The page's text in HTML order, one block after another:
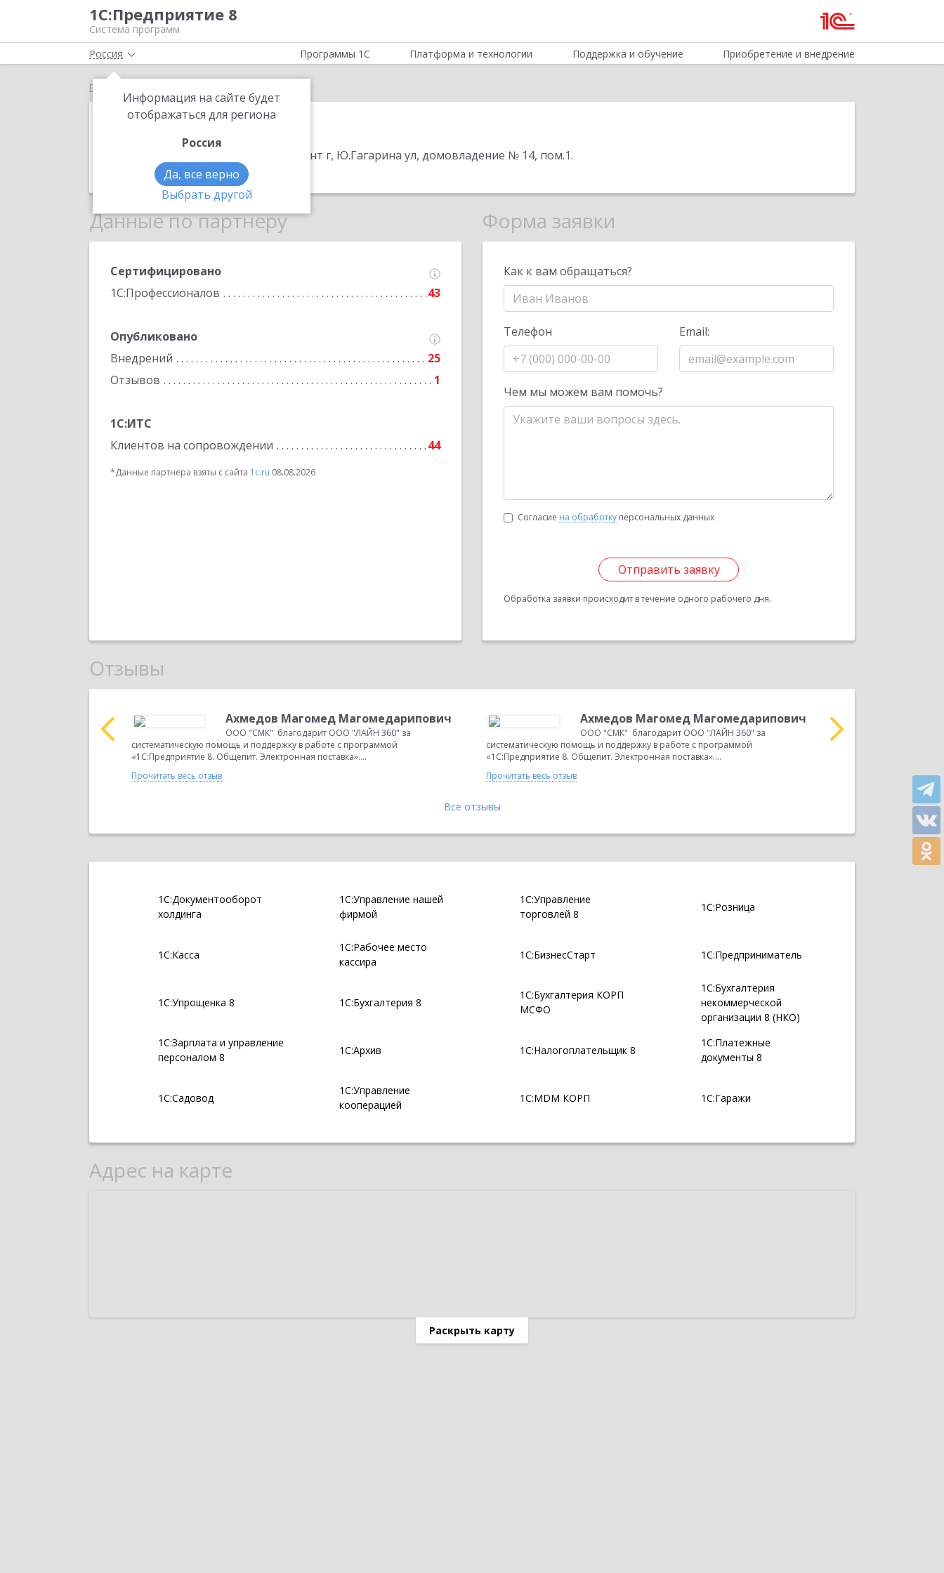
1С:Предприятие 8
Система программ
Россия
Информация на сайте будет
отображаться для региона
Россия
Да, все верно
Выбрать другой
Программы 1С Платформа и технологии Поддержка и обучение Приобретение и внедрение
Главная
ЛАЙН 360
368600, Дагестан Респ, Дербент г, Ю.Гагарина ул, домовладение № 14, пом.1.
Телефон: 7 (8722) 55-5360
Данные по партнеру
Сертифицировано
1С:Профессионалов
43
Опубликовано
Внедрений
25
Отзывов
1
1С:ИТС
Клиентов на сопровождении
44
*Данные партнера взяты с сайта 1c.ru 08.08.2026
Форма заявки
Как к вам обращаться?
Телефон Email:
Чем мы можем вам помочь?
Согласие на обработку персональных данных
Отправить заявку
Обработка заявки происходит в течение одного рабочего дня.
Отзывы
Ахмедов Магомед Магомедарипович
ООО "СМК" благодарит ООО "ЛАЙН 360" за
систематическую помощь и поддержку в работе с программой
«1С:Предприятие 8. Общепит. Электронная поставка»....
Прочитать весь отзыв
Ахмедов Магомед Магомедарипович
ООО "СМК" благодарит ООО "ЛАЙН 360" за
систематическую помощь и поддержку в работе с программой
«1С:Предприятие 8. Общепит. Электронная поставка»....
Прочитать весь отзыв
Прочитать весь отзыв
Все отзывы
1С:Документооборот
холдинга
1С:Управление нашей
фирмой
1С:Управление
торговлей 8
1С:Розница
1С:Касса
1С:Рабочее место
кассира
1С:БизнесСтарт 1С:Предприниматель
1С:Упрощенка 8 1С:Бухгалтерия 8
1С:Бухгалтерия КОРП
МСФО
1С:Бухгалтерия
некоммерческой
организации 8 (НКО)
1С:Зарплата и управление
персоналом 8
1С:Архив 1С:Налогоплательщик 8
1С:Платежные
документы 8
1С:Садовод
1С:Управление
кооперацией
1С:MDM КОРП 1С:Гаражи
Адрес на карте
Раскрыть карту